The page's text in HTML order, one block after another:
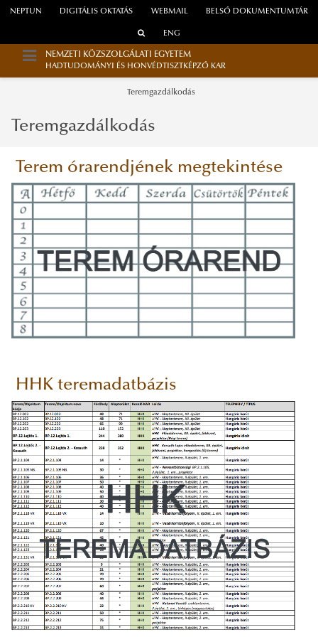
WEBMAIL
NEPTUN DIGITÁLIS OKTATÁS BELSŐ DOKUMENTUMTÁR
ENG
NEMZETI KÖZSZOLGÁLATI EGYETEM
HADTUDOMÁNYI ÉS HONVÉDTISZTKÉPZŐ KAR
Teremgazdálkodás
Teremgazdálkodás
Terem órarendjének megtekintése
HHK teremadatbázis